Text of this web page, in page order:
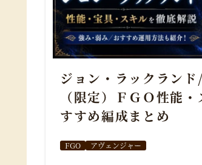
ジョン・ラックラン
（限定）ＦＧＯ性能
すすめ編成まとめ
FGO アヴェンジャー